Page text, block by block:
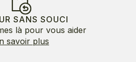
SANS SOUCI
là pour vous aider
savoir plus